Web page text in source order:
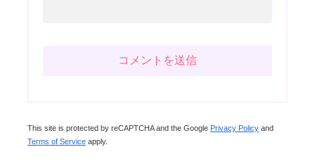
This site is protected by reCAPTCHA and the Google Privacy Policy and
Terms of Service apply.